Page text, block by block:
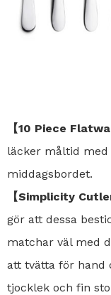
【10 Piece
läcker måltid med
middagsbordet.
【Simplicity
gör att dessa
matchar väl med
att tvätta för hand
tjocklek och fin